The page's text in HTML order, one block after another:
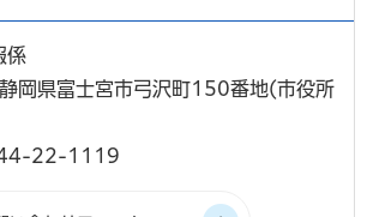
係
岡県富士宮市弓沢町150番地(市役所
22-1119